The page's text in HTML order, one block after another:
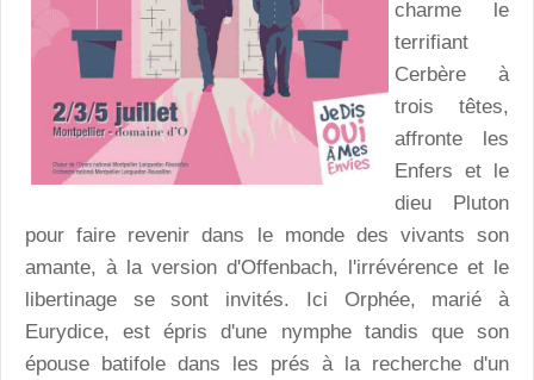
charme le
terrifiant
Cerbère à
trois têtes,
affronte les
Enfers et le
dieu Pluton
pour faire revenir dans le monde des vivants son
amante, à la version d'Offenbach, l'irrévérence et le
libertinage se sont invités. Ici Orphée, marié à
Eurydice, est épris d'une nymphe tandis que son
épouse batifole dans les prés à la recherche d'un